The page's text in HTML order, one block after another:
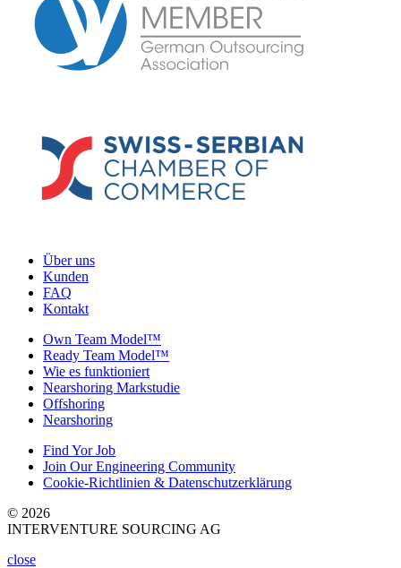
Über uns
Kunden
FAQ
Kontakt
Own Team Model™
Ready Team Model™
Wie es funktioniert
Nearshoring Markstudie
Offshoring
Nearshoring
Find Yor Job
Join Our Engineering Community
Cookie-Richtlinien & Datenschutzerklärung
© 2026
INTERVENTURE SOURCING AG
close